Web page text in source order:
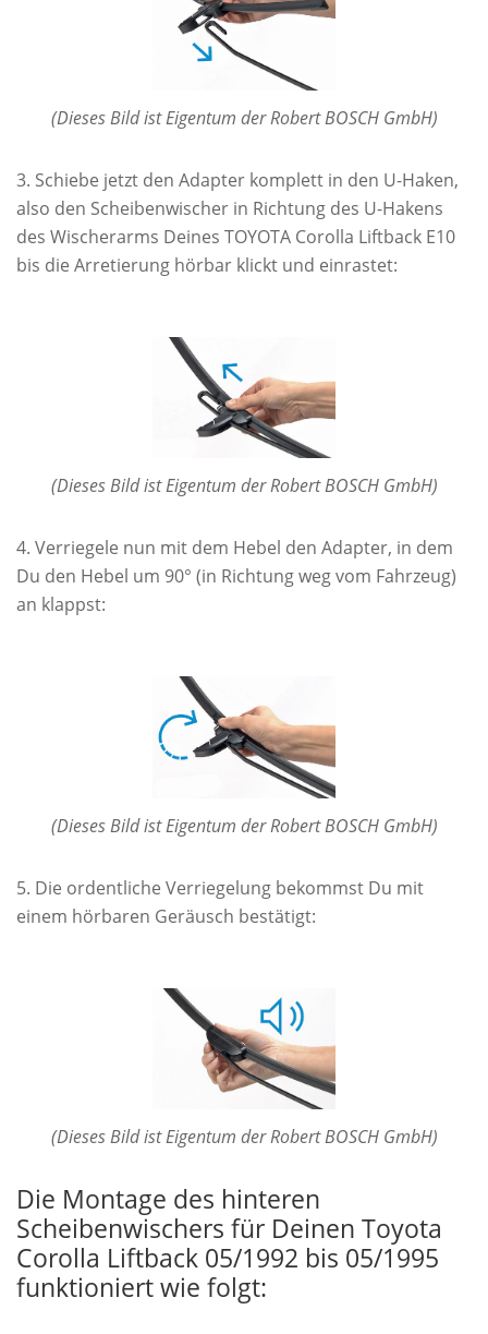
(Dieses Bild ist Eigentum der Robert BOSCH GmbH)
Schiebe jetzt den Adapter komplett in den U-Haken,
also den Scheibenwischer in Richtung des U-Hakens
des Wischerarms Deines TOYOTA Corolla Liftback E10
bis die Arretierung hörbar klickt und einrastet:
(Dieses Bild ist Eigentum der Robert BOSCH GmbH)
Verriegele nun mit dem Hebel den Adapter, in dem
Du den Hebel um 90° (in Richtung weg vom Fahrzeug)
an klappst:
(Dieses Bild ist Eigentum der Robert BOSCH GmbH)
Die ordentliche Verriegelung bekommst Du mit
einem hörbaren Geräusch bestätigt:
(Dieses Bild ist Eigentum der Robert BOSCH GmbH)
Die Montage des hinteren
Scheibenwischers für Deinen Toyota
Corolla Liftback 05/1992 bis 05/1995
funktioniert wie folgt: